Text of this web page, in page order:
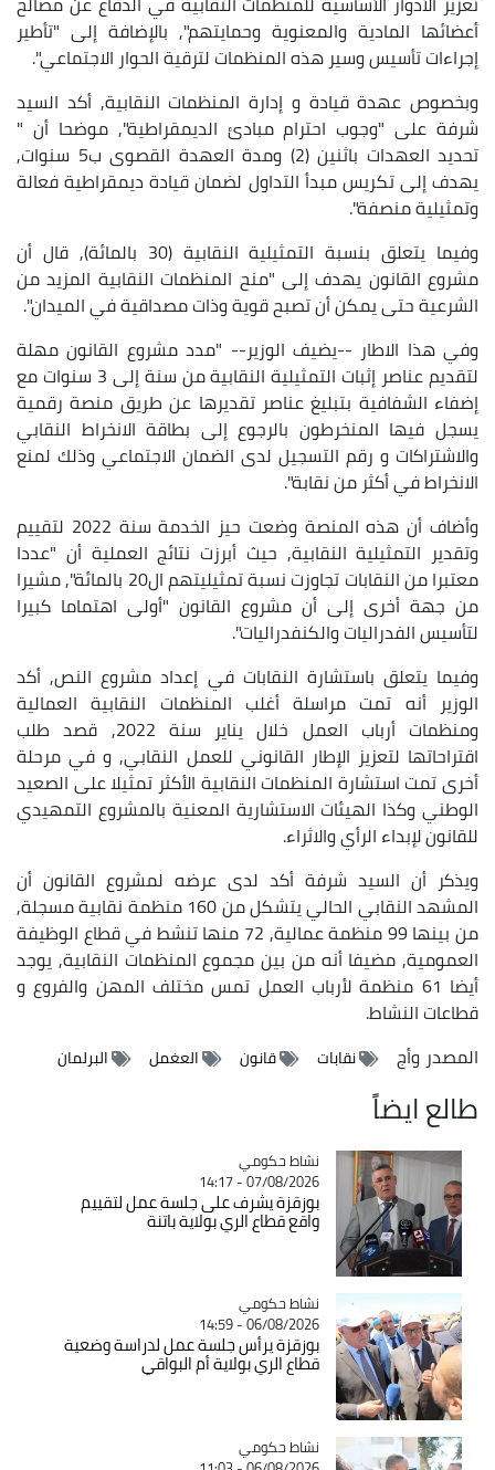
أعضائها المادية والمعنوية وحمايتهم", بالإضافة إلى "تأطير
إجراءات تأسيس وسير هذه المنظمات لترقية الحوار الاجتماعي".
وبخصوص عهدة قيادة و إدارة المنظمات النقابية, أكد السيد
شرفة على "وجوب احترام مبادئ الديمقراطية", موضحا أن "
تحديد العهدات باثنين (2) ومدة العهدة القصوى ب5 سنوات,
يهدف إلى تكريس مبدأ التداول لضمان قيادة ديمقراطية فعالة
وتمثيلية منصفة".
وفيما يتعلق بنسبة التمثيلية النقابية (30 بالمائة), قال أن
مشروع القانون يهدف إلى "منح المنظمات النقابية المزيد من
الشرعية حتى يمكن أن تصبح قوية وذات مصداقية في الميدان".
وفي هذا الاطار --يضيف الوزير-- "مدد مشروع القانون مهلة
لتقديم عناصر إثبات التمثيلية النقابية من سنة إلى 3 سنوات مع
إضفاء الشفافية بتبليغ عناصر تقديرها عن طريق منصة رقمية
يسجل فيها المنخرطون بالرجوع إلى بطاقة الانخراط النقابي
والاشتراكات و رقم التسجيل لدى الضمان الاجتماعي وذلك لمنع
الانخراط في أكثر من نقابة".
وأضاف أن هذه المنصة وضعت حيز الخدمة سنة 2022 لتقييم
وتقدير التمثيلية النقابية, حيث أبرزت نتائج العملية أن "عددا
معتبرا من النقابات تجاوزت نسبة تمثيليتهم ال20 بالمائة", مشيرا
من جهة أخرى إلى أن مشروع القانون "أولى اهتماما كبيرا
لتأسيس الفدراليات والكنفدراليات".
وفيما يتعلق باستشارة النقابات في إعداد مشروع النص, أكد
الوزير أنه تمت مراسلة أغلب المنظمات النقابية العمالية
ومنظمات أرباب العمل خلال يناير سنة 2022, قصد طلب
اقتراحاتها لتعزيز الإطار القانوني للعمل النقابي, و في مرحلة
أخرى تمت استشارة المنظمات النقابية الأكثر تمثيلا على الصعيد
الوطني وكذا الهيئات الاستشارية المعنية بالمشروع التمهيدي
للقانون لإبداء الرأي والاثراء.
ويذكر أن السيد شرفة أكد لدى عرضه لمشروع القانون أن
المشهد النقابي الحالي يتشكل من 160 منظمة نقابية مسجلة,
من بينها 99 منظمة عمالية, 72 منها تنشط في قطاع الوظيفة
العمومية, مضيفا أنه من بين مجموع المنظمات النقابية, يوجد
أيضا 61 منظمة لأرباب العمل تمس مختلف المهن والفروع و
قطاعات النشاط.
المصدروأج نقابات قانون العغمل البرلمان
طالع ايضاً
Catégorie
نشاط حكومي
07/08/2026 - 14:17
بوزقزة يشرف على جلسة عمل لتقييم
واقع قطاع الري بولاية باتنة
Catégorie
نشاط حكومي
06/08/2026 - 14:59
بوزقزة يرأس جلسة عمل لدراسة وضعية
قطاع الري بولاية أم البواقي
Catégorie
نشاط حكومي